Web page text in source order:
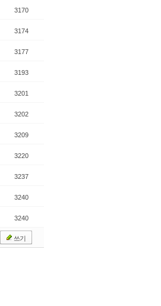
3170
3174
3177
3193
3201
3202
3209
3220
3237
3240
3240
쓰기